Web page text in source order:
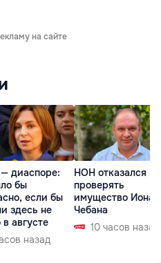
на сайте
диаспоре:
бы
если бы
здесь не
в августе
назад
НОН отказался
проверять
имущество Иона
Чебана
10 часов назад